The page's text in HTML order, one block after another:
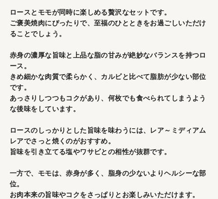
ロースとモモが同時に楽しめる贅沢なセットです。
ご褒美焼肉にぴったりで、至福のひとときをお過ごしいただけ
ることでしょう。
赤身の濃厚な旨味と上品な脂の甘みが絶妙なバランスを持つロ
ース。
きめ細かな肉質で柔らかく、カルビと比べて脂肪が少ない部位
です。
あっさりしつつもコクがあり、何枚でも食べられてしまうよう
な後味をしています。
ロースのしっかりとした旨味を味わうには、レア～ミディアム
レアでさっと焼くのがおすすめ。
旨味を引き立てる塩やワサビとの相性が抜群です。
一方で、モモは、赤身が多く、脂身の少ないよりヘルシーな部
位。
お肉本来の旨味やコクをさっぱりとお楽しみいただけます。